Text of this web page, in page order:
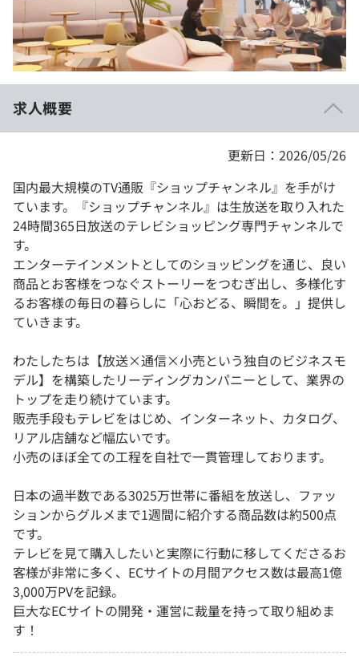
個人向けプラン
法人向けプラン
契約内容・クーポン
求人概要
更新日：2026/05/26
国内最大規模のTV通販『ショップチャンネル』を手がけ
ています。『ショップチャンネル』は生放送を取り入れた
24時間365日放送のテレビショッピング専門チャンネルで
す。
エンターテインメントとしてのショッピングを通じ、良い
商品とお客様をつなぐストーリーをつむぎ出し、多様化す
るお客様の毎日の暮らしに「心おどる、瞬間を。」提供し
ていきます。
わたしたちは【放送×通信×小売という独自のビジネスモ
デル】を構築したリーディングカンパニーとして、業界の
トップを走り続けています。
販売手段もテレビをはじめ、インターネット、カタログ、
リアル店舗など幅広いです。
小売のほぼ全ての工程を自社で一貫管理しております。
日本の過半数である3025万世帯に番組を放送し、ファッ
ションからグルメまで1週間に紹介する商品数は約500点
です。
テレビを見て購入したいと実際に行動に移してくださるお
客様が非常に多く、ECサイトの月間アクセス数は最高1億
3,000万PVを記録。
巨大なECサイトの開発・運営に裁量を持って取り組めま
す！